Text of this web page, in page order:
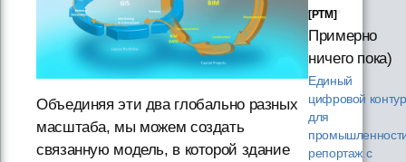
Объединяя эти два глобально разных
масштаба, мы можем создать
связанную модель, в которой здание
[PTM]
Примерно
ничего пока)
Единый
цифровой контур
для
репортаж с